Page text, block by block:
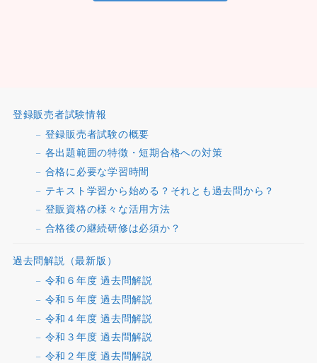
登録販売者試験情報
登録販売者試験の概要
各出題範囲の特徴・短期合格への対策
合格に必要な学習時間
テキスト学習から始める？それとも過去問から？
登販資格の様々な活用方法
合格後の継続研修は必須か？
過去問解説（最新版）
令和６年度 過去問解説
令和５年度 過去問解説
令和４年度 過去問解説
令和３年度 過去問解説
令和２年度 過去問解説